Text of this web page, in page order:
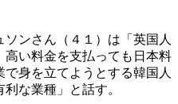
ンさん（４１）は「英国人
い料金を支払っても日本料
身を立てようとする韓国人
な業種」と話す。